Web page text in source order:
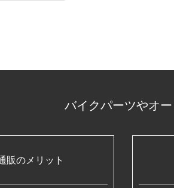
バイクパーツやオ
販のメリット